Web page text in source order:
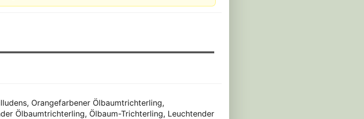
Orangefarbener Ölbaumtrichterling,
Ölbaumtrichterling, Ölbaum-Trichterling, Leuchtender